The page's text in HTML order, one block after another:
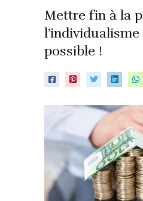
Mettre fin à la
l’individualisme
possible !